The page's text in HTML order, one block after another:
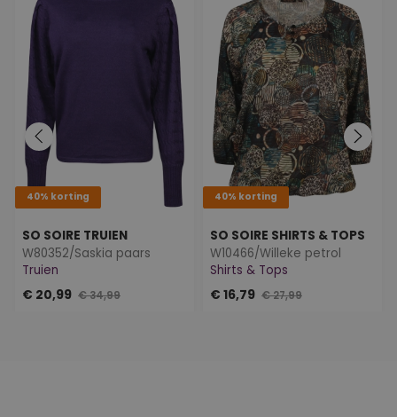
40% korting
SO SOIRE TRUIEN
W80352/Saskia paars
Truien
€ 20,99 € 34,99
40% korting
SO SOIRE SHIRTS & TOPS
W10466/Willeke petrol
Shirts & Tops
€ 16,79 € 27,99